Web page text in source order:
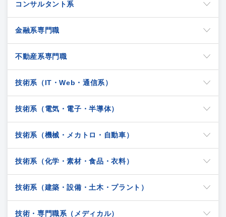
コンサルタント系
金融系専門職
不動産系専門職
技術系（IT・Web・通信系）
技術系（電気・電子・半導体）
技術系（機械・メカトロ・自動車）
技術系（化学・素材・食品・衣料）
技術系（建築・設備・土木・プラント）
技術・専門職系（メディカル）